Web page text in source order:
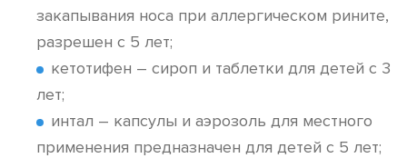
закапывания носа при аллергическом рините,
разрешен с 5 лет;
кетотифен – сироп и таблетки для детей с 3
лет;
интал – капсулы и аэрозоль для местного
применения предназначен для детей с 5 лет;